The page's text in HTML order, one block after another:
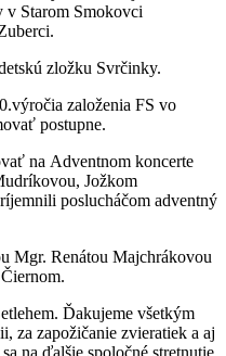
v Starom Smokovci
zložku Svrčinky.
založenia FS vo
postupne.
na Adventnom koncerte
Jožkom
poslucháčom adventný
Mgr. Renátou Majchrákovou
Ďakujeme všetkým
za zapožičanie zvieratiek a aj
na ďalšie spoločné stretnutie